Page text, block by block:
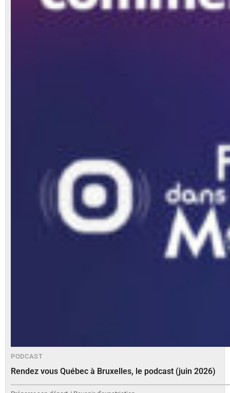
PODCAST
Rendez vous Québec à Bruxelles, le podcast (juin 2026)